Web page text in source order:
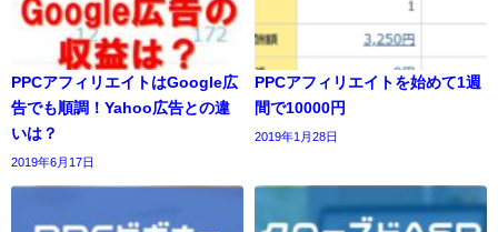
PPCアフィリエイトはGoogle広
告でも順調！Yahoo広告との違
いは？
2019年6月17日
PPCアフィリエイトを始めて1週
間で10000円
2019年1月28日